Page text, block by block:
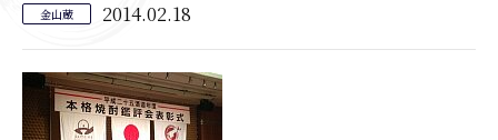
金山蔵 2014.02.18